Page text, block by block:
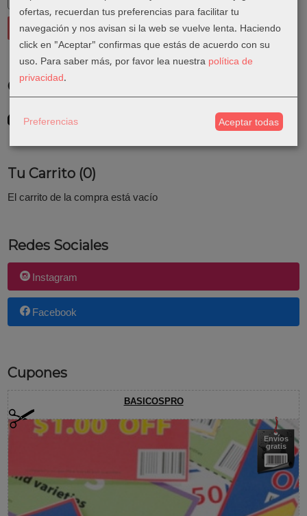
Costes de Envío
Consultar Destinos
Tu Carrito (0)
El carrito de la compra está vacío
Redes Sociales
Instagram
Facebook
Cupones
BASICOSPRO
Envíos
gratis
ofertas, recuerdan tus preferencias para facilitar tu
navegación y nos avisan si la web se vuelve lenta. Haciendo
click en "Aceptar" confirmas que estás de acuerdo con su
uso. Para saber más, por favor lea nuestra política de
privacidad.
Preferencias Aceptar todas